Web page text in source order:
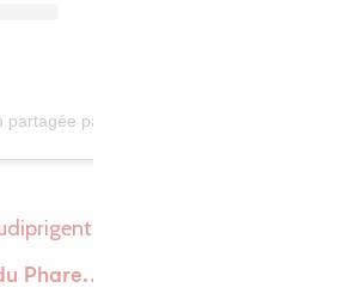
Phare… de Mean Ruz !
partagée par Lu dit… (@ludiprigent)